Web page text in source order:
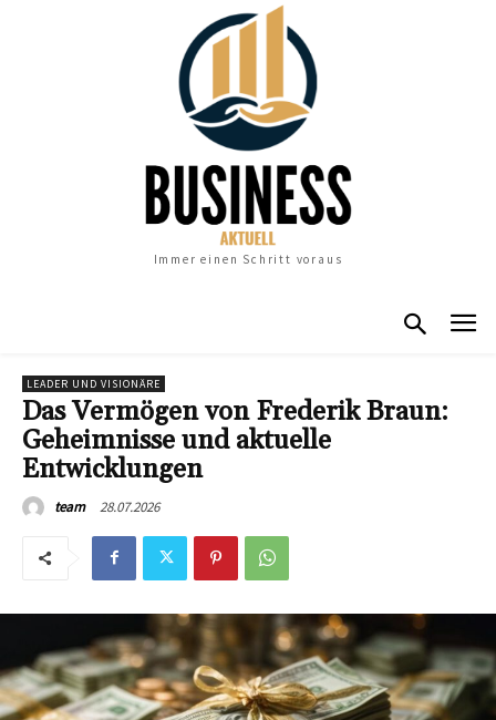
Immer einen Schritt voraus
LEADER UND VISIONÄRE
Das Vermögen von Frederik Braun:
Geheimnisse und aktuelle
Entwicklungen
team 28.07.2026